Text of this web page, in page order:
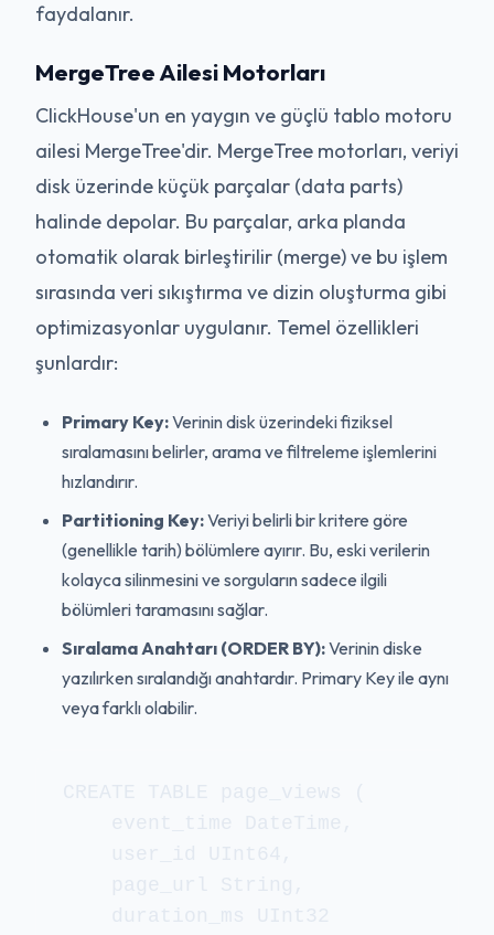
faydalanır.
MergeTree Ailesi Motorları
ClickHouse'un en yaygın ve güçlü tablo motoru
ailesi MergeTree'dir. MergeTree motorları, veriyi
disk üzerinde küçük parçalar (data parts)
halinde depolar. Bu parçalar, arka planda
otomatik olarak birleştirilir (merge) ve bu işlem
sırasında veri sıkıştırma ve dizin oluşturma gibi
optimizasyonlar uygulanır. Temel özellikleri
şunlardır:
Primary Key:Verinin disk üzerindeki fiziksel
sıralamasını belirler, arama ve filtreleme işlemlerini
hızlandırır.
Partitioning Key:Veriyi belirli bir kritere göre
(genellikle tarih) bölümlere ayırır. Bu, eski verilerin
kolayca silinmesini ve sorguların sadece ilgili
bölümleri taramasını sağlar.
Sıralama Anahtarı (ORDER BY):Verinin diske
yazılırken sıralandığı anahtardır. Primary Key ile aynı
veya farklı olabilir.